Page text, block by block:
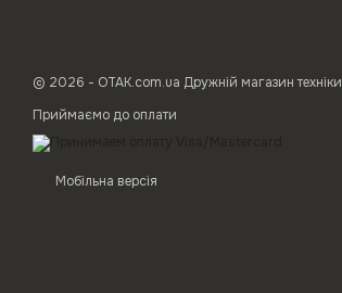
© 2026 - ОТАК.com.ua Дружній магазин техніки
Приймаємо до оплати
Мобільна версія